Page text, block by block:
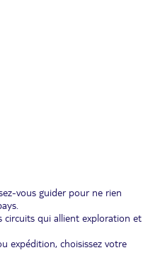
vous guider pour ne rien
circuits qui allient exploration et
expédition, choisissez votre